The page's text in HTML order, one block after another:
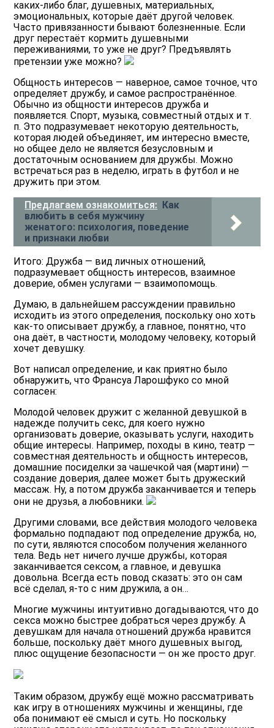
каких-либо благ, душевных, материальных,
эмоциональных, которые даёт другой человек.
Часто привязанности бывают болезненные. Если
друг перестаёт кормить душевными
переживаниями, то уже не друг? Предъявлять
претензии уже можно?
Общность интересов — наверное, самое точное, что
определяет дружбу, и самое распространённое.
Обычно из общности интересов дружба и
появляется. Спорт, музыка, совместный отдых и т.
п. Это подразумевает некоторую деятельность,
которая людей объединяет, им интересно вместе,
но общее дело не является безусловным и
достаточным основанием для дружбы. Можно
встречаться раз в неделю, играть в футбол и не
дружить при этом.
Предлагаем ознакомиться: Как
влюбить в себя мужчину
женатого: психология, поведение
и признаки любви
Итого: Дружба — вид личных отношений,
подразумевает общность интересов, взаимное
доверие, обмен услугами — взаимопомощь.
Думаю, в дальнейшем рассуждении правильно
исходить из этого определения, поскольку оно хоть
как-то описывает дружбу, а главное, понятно, что
она даёт, в частности, молодому человеку, который
хочет девушку.
Вот написал определение, и как приятно было
обнаружить, что Франсуа Ларошфуко со мной
согласен:
Молодой человек дружит с желанной девушкой в
надежде получить секс, для коего нужно
организовать доверие, оказывать услуги, находить
общие интересы. Например, походы в кино, театр —
совместная деятельность и общность интересов,
домашние посиделки за чашечкой чая (мартини) —
создание доверия, далее может быть дружеский
массаж. Ну, а потом дружба заканчивается и теперь
они не друзья, а любовники.
Другими словами, все действия молодого человека
формально подпадают под определение дружба, но,
по сути, являются способом получения желанного
тела. Ведь нет ничего лучше дружбы, которая
заканчивается сексом, а главное, и девушка
довольна. Всегда есть повод сказать: это он сам
всё сделал, я-то с ним дружила, а он…
Многие мужчины интуитивно догадываются, что до
секса можно быстрее добраться через дружбу. А
девушкам для начала отношений дружба нравится
больше, поскольку даёт много душевных выгод,
плюс ощущение безопасности — он же просто друг.
Таким образом, дружбу ещё можно рассматривать
как игру в отношениях мужчины и женщины, где
оба понимают её смысл и суть. Но поскольку